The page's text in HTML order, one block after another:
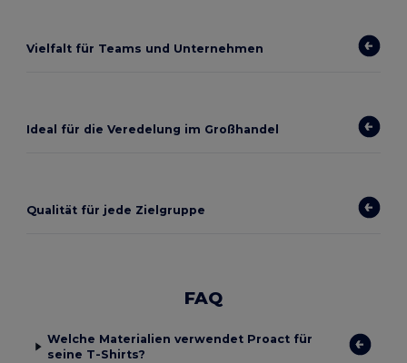
Vielfalt für Teams und Unternehmen
Ideal für die Veredelung im Großhandel
Qualität für jede Zielgruppe
FAQ
Welche Materialien verwendet Proact für
seine T-Shirts?